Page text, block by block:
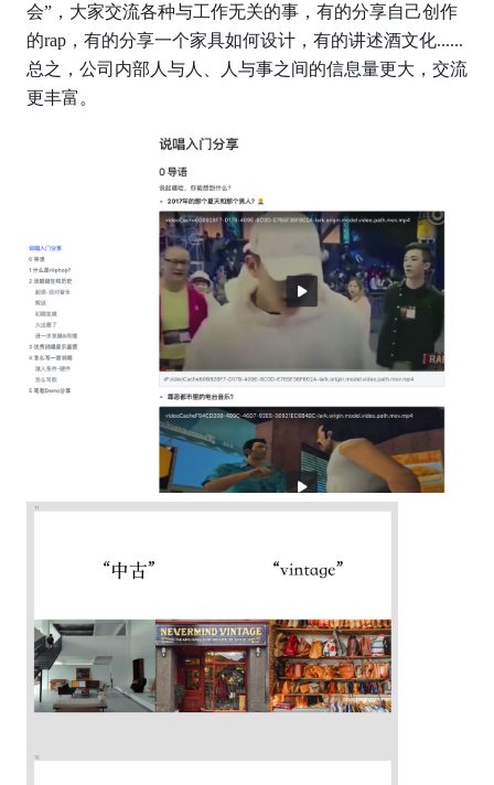
会”，大家交流各种与工作无关的事，有的分享自己创作
的rap，有的分享一个家具如何设计，有的讲述酒文化......
总之，公司内部人与人、人与事之间的信息量更大，交流
更丰富。